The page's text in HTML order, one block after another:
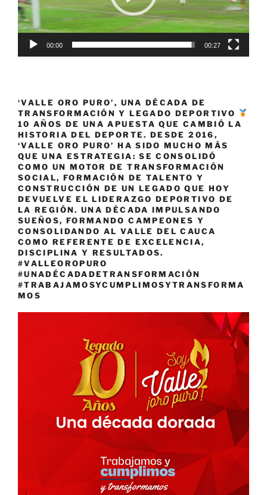
Open
Internacional
Tenis
Ruedas
Cali»
00:00 00:27
‘VALLE ORO PURO’, UNA DÉCADA DE
TRANSFORMACIÓN Y LEGADO DEPORTIVO
10 AÑOS DE UNA APUESTA QUE CAMBIÓ LA
HISTORIA DEL DEPORTE. DESDE 2016,
‘VALLE ORO PURO’ HA SIDO MUCHO MÁS
QUE UNA ESTRATEGIA: SE CONSOLIDÓ
COMO UN MOTOR DE TRANSFORMACIÓN
SOCIAL, FORMACIÓN DE TALENTO Y
CONSTRUCCIÓN DE UN LEGADO QUE HOY
DEVUELVE EL LIDERAZGO DEPORTIVO DE
LA REGIÓN. UNA DÉCADA IMPULSANDO
SUEÑOS, FORMANDO CAMPEONES Y
CONSOLIDANDO AL VALLE DEL CAUCA
COMO REFERENTE DE EXCELENCIA,
DISCIPLINA Y RESULTADOS.
#VALLEOROPURO
#UNADÉCADADETRANSFORMACIÓN
#TRABAJAMOSYCUMPLIMOSYTRANSFORMA
MOS